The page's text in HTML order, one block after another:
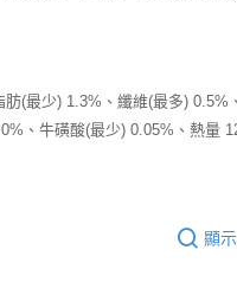
(最少) 1.3%、纖維(最多) 0.5%
、牛磺酸(最少) 0.05%、熱量
顯